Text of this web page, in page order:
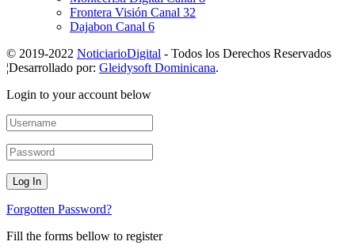
Frontera Visión Canal 32
Dajabon Canal 6
© 2019-2022 NoticiarioDigital - Todos los Derechos Reservados
¦Desarrollado por: Gleidysoft Dominicana.
Login to your account below
Forgotten Password?
Fill the forms bellow to register